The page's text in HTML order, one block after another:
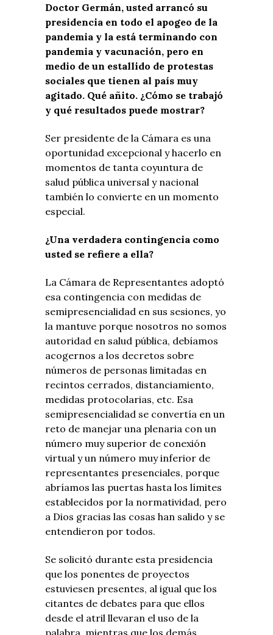
Doctor Germán, usted arrancó su
presidencia en todo el apogeo de la
pandemia y la está terminando con
pandemia y vacunación, pero en
medio de un estallido de protestas
sociales que tienen al país muy
agitado. Qué añito. ¿Cómo se trabajó
y qué resultados puede mostrar?
Ser presidente de la Cámara es una
oportunidad excepcional y hacerlo en
momentos de tanta coyuntura de
salud pública universal y nacional
también lo convierte en un momento
especial.
¿Una verdadera contingencia como
usted se refiere a ella?
La Cámara de Representantes adoptó
esa contingencia con medidas de
semipresencialidad en sus sesiones, yo
la mantuve porque nosotros no somos
autoridad en salud pública, debíamos
acogernos a los decretos sobre
números de personas limitadas en
recintos cerrados, distanciamiento,
medidas protocolarias, etc. Esa
semipresencialidad se convertía en un
reto de manejar una plenaria con un
número muy superior de conexión
virtual y un número muy inferior de
representantes presenciales, porque
abríamos las puertas hasta los límites
establecidos por la normatividad, pero
a Dios gracias las cosas han salido y se
entendieron por todos.
Se solicitó durante esta presidencia
que los ponentes de proyectos
estuviesen presentes, al igual que los
citantes de debates para que ellos
desde el atril llevaran el uso de la
palabra, mientras que los demás